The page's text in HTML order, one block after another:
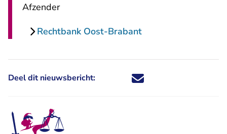
Afzender
Rechtbank Oost-Brabant
Deel dit nieuwsbericht: Deel dit nieuwsbericht via X -
Deel dit nieuwsbericht via
Deel dit nieuwsbericht
Deel dit